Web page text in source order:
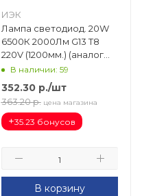
ИЭК
Лампа светодиод. 20W
6500К 2000Лм G13 T8
220V (1200мм.) (аналог
L36) матовая LLE-T8R-20-
В наличии: 59
352.30р./шт
363.20 р. цена магазина
+35.23 бонусов
В корзину